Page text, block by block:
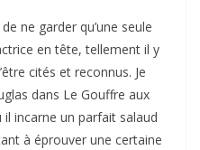
ne garder qu’une seule
en tête, tellement il y
cités et reconnus. Je
dans Le Gouffre aux
incarne un parfait salaud
à éprouver une certaine